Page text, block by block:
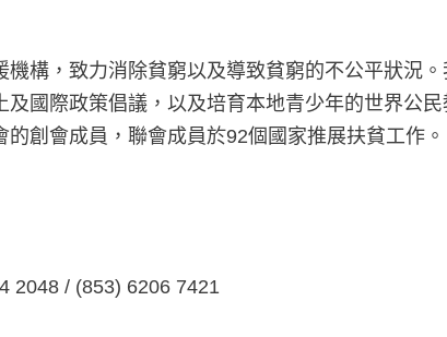
構，致力消除貧窮以及導致貧窮的不公平狀況
及國際政策倡議，以及培育本地青少年的世界公
創會成員，聯會成員於92個國家推展扶貧工作。
2048 / (853) 6206 7421